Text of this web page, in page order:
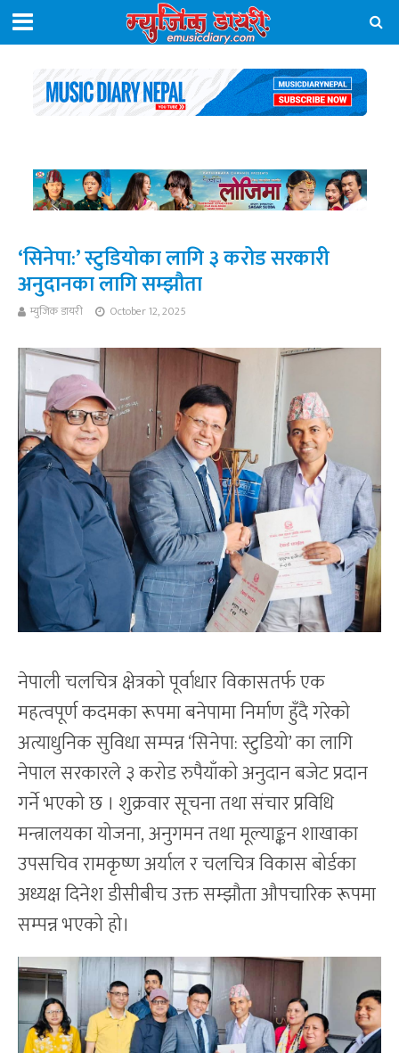
‘सिनेपा:’ स्टुडियोका लागि ३ करोड सरकारी
अनुदानका लागि सम्झौता
म्युजिक डायरी October 12, 2025
नेपाली चलचित्र क्षेत्रको पूर्वाधार विकासतर्फ एक
महत्वपूर्ण कदमका रूपमा बनेपामा निर्माण हुँदै गरेको
अत्याधुनिक सुविधा सम्पन्न ‘सिनेपा: स्टुडियो’ का लागि
नेपाल सरकारले ३ करोड रुपैयाँको अनुदान बजेट प्रदान
गर्ने भएको छ । शुक्रवार सूचना तथा संचार प्रविधि
मन्त्रालयका योजना, अनुगमन तथा मूल्याङ्कन शाखाका
उपसचिव रामकृष्ण अर्याल र चलचित्र विकास बोर्डका
अध्यक्ष दिनेश डीसीबीच उक्त सम्झौता औपचारिक रूपमा
सम्पन्न भएको हो।